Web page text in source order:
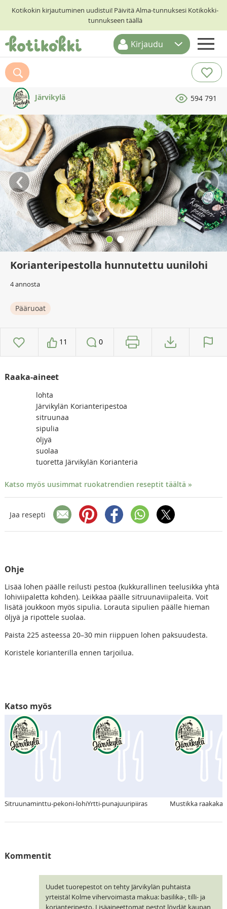
Kotikokin kirjautuminen uudistui! Päivitä Alma-tunnuksesi Kotikokki-
tunnukseen täällä
ETUSIVU
RESEPTIHAKU
RUOKATEEMAT
KESKUSTELUT
KOTIKOKIT
Kirjaudu
Järvikylä 594 791
‹ ›
Korianteripestolla hunnutettu uunilohi
4 annosta
Pääruoat
11 0
Raaka-aineet
lohta
Järvikylän Korianteripestoa
sitruunaa
sipulia
öljyä
suolaa
tuoretta Järvikylän Korianteria
Katso myös uusimmat ruokatrendien reseptit täältä »
Jaa resepti
Ohje
Lisää lohen päälle reilusti pestoa (kukkurallinen teelusikka yhtä
lohiviipaletta kohden). Leikkaa päälle sitruunaviipaleita. Voit
lisätä joukkoon myös sipulia. Lorauta sipulien päälle hieman
öljyä ja ripottele suolaa.
Paista 225 asteessa 20–30 min riippuen lohen paksuudesta.
Koristele korianterilla ennen tarjoilua.
Katso myös
Sitruunaminttu-pekoni-lohiYrtti-punajuuripiiras Mustikka
Kommentit
Uudet tuorepestot on tehty Järvikylän puhtaista
yrteistä! Kolme vihervoimasta makua: basilika-, tilli- ja
korianteripesto. Lisäaineettomat pestot löydät kaupan